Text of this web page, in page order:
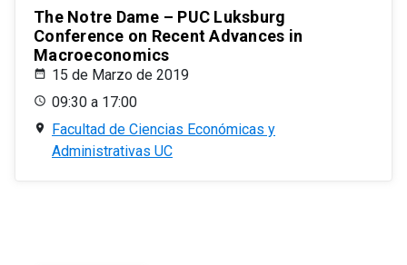
The Notre Dame – PUC Luksburg
Conference on Recent Advances in
Macroeconomics
15 de Marzo de 2019
09:30 a 17:00
Facultad de Ciencias Económicas y
Administrativas UC